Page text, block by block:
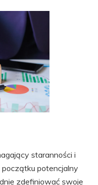
staranności i
początku potencjalny
zdefiniować swoje